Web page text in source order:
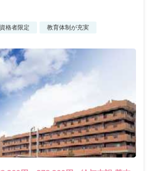
格者限定 教育体制が充実